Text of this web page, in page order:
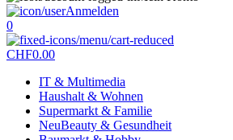
Anmelden
0
CHF0.00
IT & Multimedia
Haushalt & Wohnen
Supermarkt & Familie
NeuBeauty & Gesundheit